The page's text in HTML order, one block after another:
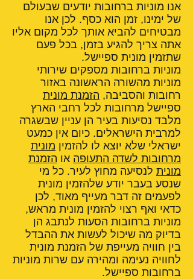
אנו מוניות ברחובות יודעים שבעולם
של ימינו, זמן הוא כסף. לכן אנו
מבטיחים להביא אותך לכל מקום אליו
אתה צריך להגיע בזמן, בכל פעם
שתזמין מונית ספיישל.
מוניות ברחובות מספקים שירותי
מוניות מהשורה הראשונה באזור
רחובות והסביבה, הזמנת מונית
ספיישל מרחובות לכל רחבי הארץ
מלבד נסיעות בעיר הן עניין שבשגרה
למרבית הישראלים. כיום אין כמעט
ישראלי שלא יוצא לו להזמין מונית
מרחובות לשדה התעופה או הזמנת
מונית לנסיעה מחוץ לעיר. כל מי
שנסע בעבר יודע שלהזמין מונית
לפעמים זה דבר מעייף מאוד, לכן
כדאי ואף רצוי להזמין מונית מראש,
מוניות ברחובות הסעות לנתבג הן
בדיוק מה שיכול לעשות את ההבדל
בין חוויה מעייפת של הזמנת מונית
לחוויה נעימה ומהירה עם שרות מוניות
ברחובות ספיישל.